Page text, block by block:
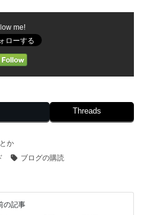
me!
Threads
か
ブログの購読
の記事